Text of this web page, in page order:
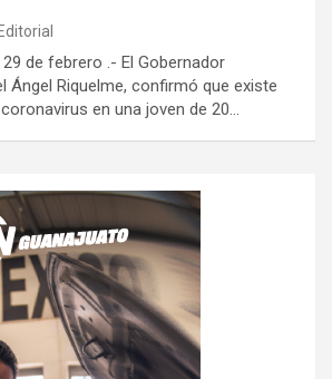
Editorial
de febrero .- El Gobernador
Ángel Riquelme, confirmó que existe
en una joven de 20…